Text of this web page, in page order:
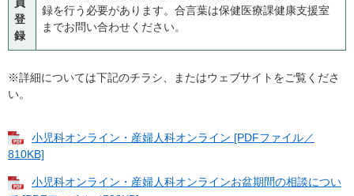
登
録
録を行う必要があります。合言葉は保健医療課健康支援室
までお問い合わせください。
※詳細については下記のチラシ、またはウェブサイトをご覧くださ
い。
小児科オンライン・産婦人科オンライン [PDFファイル／
810KB]
小児科オンライン・産婦人科オンラインお盆期間の相談につい